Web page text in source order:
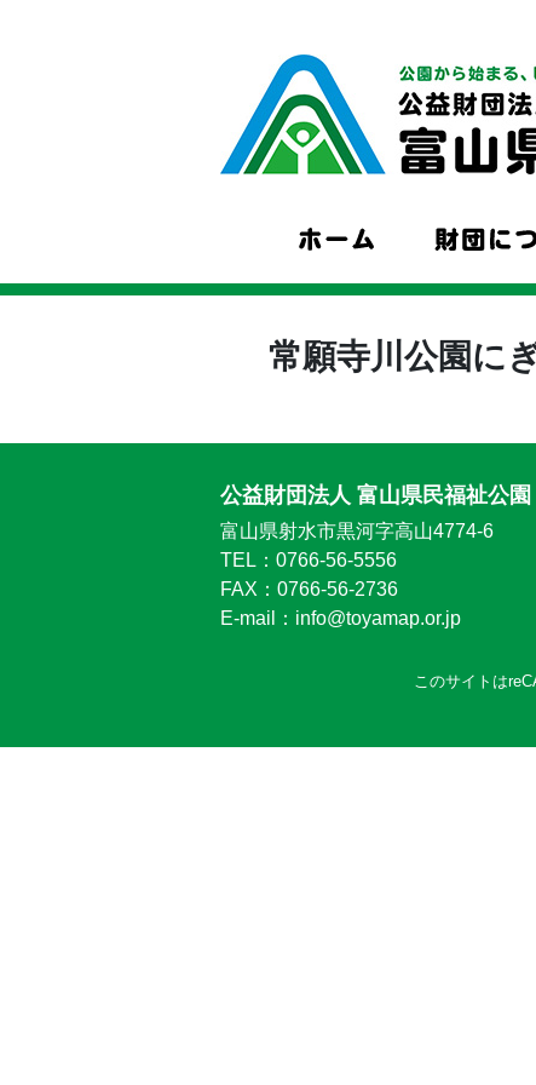
常願寺川公園に
公益財団法人 富山県民福祉公園
富山県射水市黒河字高山4774-6
TEL：0766-56-5556
FAX：0766-56-2736
E-mail：info@toyamap.or.jp
このサイトは